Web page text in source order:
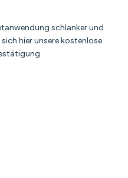
schlanker und
hier unsere kostenlose